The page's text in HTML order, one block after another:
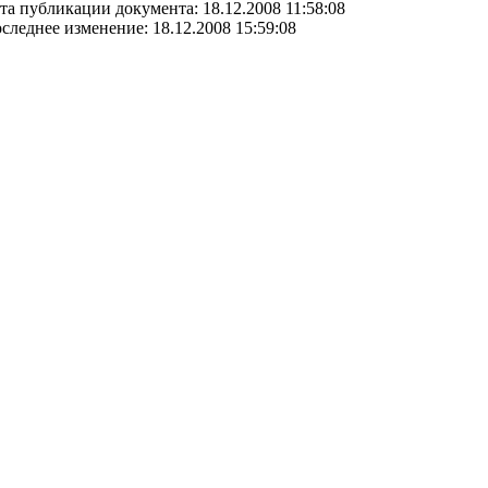
публикации документа: 18.12.2008 11:58:08
изменение: 18.12.2008 15:59:08